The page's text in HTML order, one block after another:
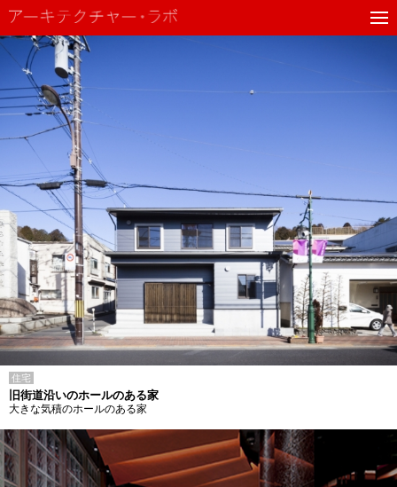
住宅
旧街道沿いのホールのある家
大きな気積のホールのある家